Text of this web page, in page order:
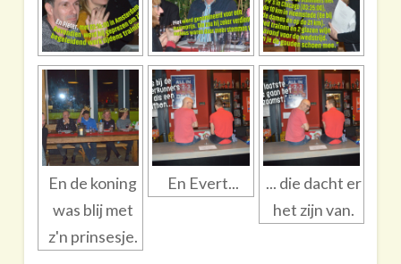
En de koning
was blij met
z'n prinsesje.
En Evert...
... die dacht er
het zijn van.